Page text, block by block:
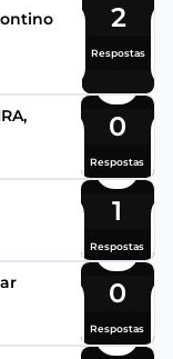
2
Respostas
0
Respostas
1
Respostas
0
Respostas